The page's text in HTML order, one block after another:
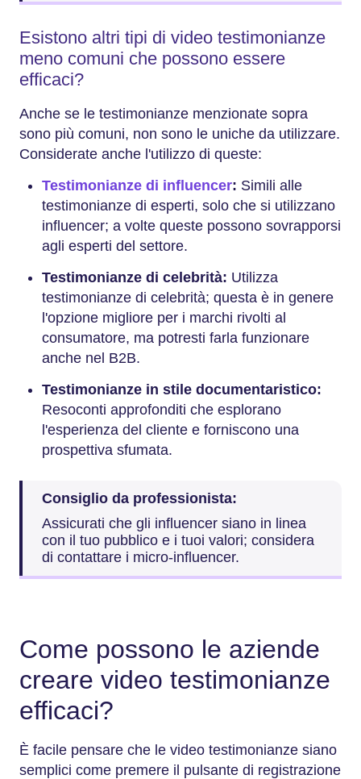
Esistono altri tipi di video testimonianze
meno comuni che possono essere
efficaci?
Anche se le testimonianze menzionate sopra
sono più comuni, non sono le uniche da utilizzare.
Considerate anche l'utilizzo di queste:
Testimonianze di influencer: Simili alle
testimonianze di esperti, solo che si utilizzano
influencer; a volte queste possono sovrapporsi
agli esperti del settore.
Testimonianze di celebrità: Utilizza
testimonianze di celebrità; questa è in genere
l'opzione migliore per i marchi rivolti al
consumatore, ma potresti farla funzionare
anche nel B2B.
Testimonianze in stile documentaristico:
Resoconti approfonditi che esplorano
l'esperienza del cliente e forniscono una
prospettiva sfumata.
Consiglio da professionista:
Assicurati che gli influencer siano in linea
con il tuo pubblico e i tuoi valori; considera
di contattare i micro-influencer.
Come possono le aziende
creare video testimonianze
efficaci?
È facile pensare che le video testimonianze siano
semplici come premere il pulsante di registrazione